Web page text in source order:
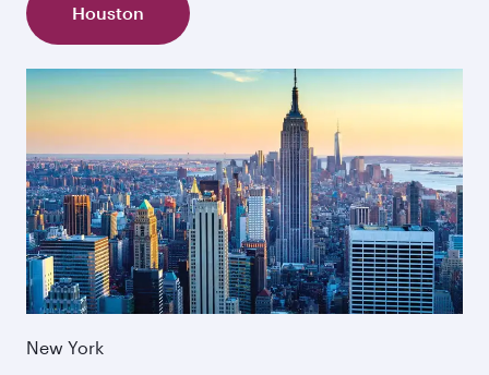
Houston
New York